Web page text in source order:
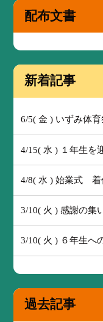
配布文書
新着記事
6/5( 金 ) いずみ体育
4/15( 水 ) １年生を
4/8( 水 ) 始業式 着
3/10( 火 ) 感謝の集
3/10( 火 ) ６年生へ
過去記事